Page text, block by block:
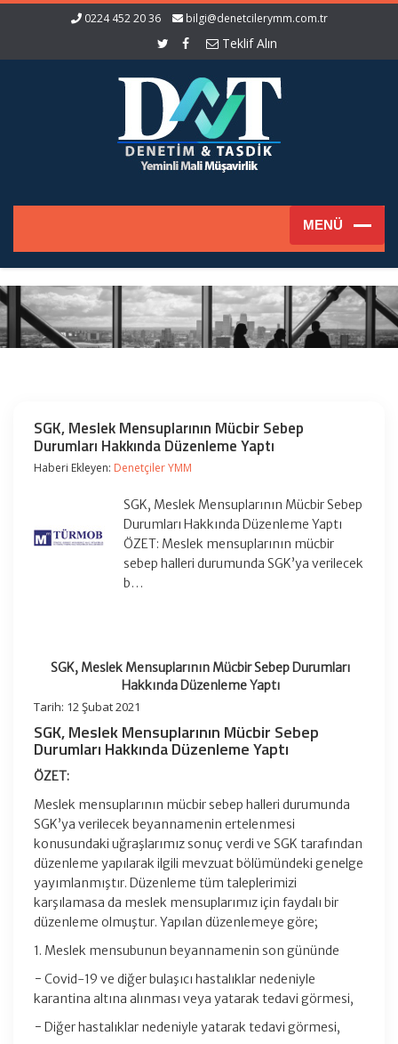
0224 452 20 36 bilgi@denetcilerymm.com.tr
Teklif Alın
SGK, Meslek Mensuplarının Mücbir Sebep
Durumları Hakkında Düzenleme Yaptı
Haberi Ekleyen: Denetçiler YMM
SGK, Meslek Mensuplarının Mücbir Sebep
Durumları Hakkında Düzenleme Yaptı
ÖZET: Meslek mensuplarının mücbir
sebep halleri durumunda SGK’ya verilecek
b…
SGK, Meslek Mensuplarının Mücbir Sebep Durumları
Hakkında Düzenleme Yaptı
Tarih: 12 Şubat 2021
SGK, Meslek Mensuplarının Mücbir Sebep
Durumları Hakkında Düzenleme Yaptı
ÖZET:
Meslek mensuplarının mücbir sebep halleri durumunda
SGK’ya verilecek beyannamenin ertelenmesi
konusundaki uğraşlarımız sonuç verdi ve SGK tarafından
düzenleme yapılarak ilgili mevzuat bölümündeki genelge
yayımlanmıştır. Düzenleme tüm taleplerimizi
karşılamasa da meslek mensuplarımız için faydalı bir
düzenleme olmuştur. Yapılan düzenlemeye göre;
1. Meslek mensubunun beyannamenin son gününde
− Covid-19 ve diğer bulaşıcı hastalıklar nedeniyle
karantina altına alınması veya yatarak tedavi görmesi,
− Diğer hastalıklar nedeniyle yatarak tedavi görmesi,